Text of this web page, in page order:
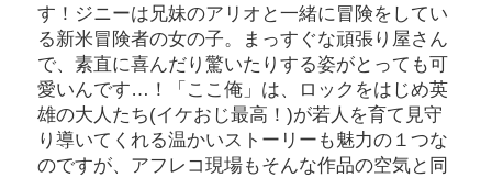
す！ジニーは兄妹のアリオと一緒に冒険をしてい
る新米冒険者の女の子。まっすぐな頑張り屋さん
で、素直に喜んだり驚いたりする姿がとっても可
愛いんです…！「ここ俺」は、ロックをはじめ英
雄の大人たち(イケおじ最高！)が若人を育て見守
り導いてくれる温かいストーリーも魅力の１つな
のですが、アフレコ現場もそんな作品の空気と同